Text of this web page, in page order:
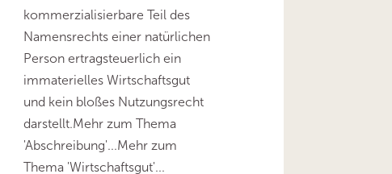
kommerzialisierbare Teil des
Namensrechts einer natürlichen
Person ertragsteuerlich ein
immaterielles Wirtschaftsgut
und kein bloßes Nutzungsrecht
darstellt.Mehr zum Thema
'Abschreibung'...Mehr zum
Thema 'Wirtschaftsgut'...